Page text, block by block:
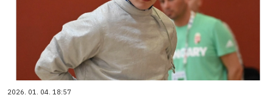
2026. 01. 04. 18:57